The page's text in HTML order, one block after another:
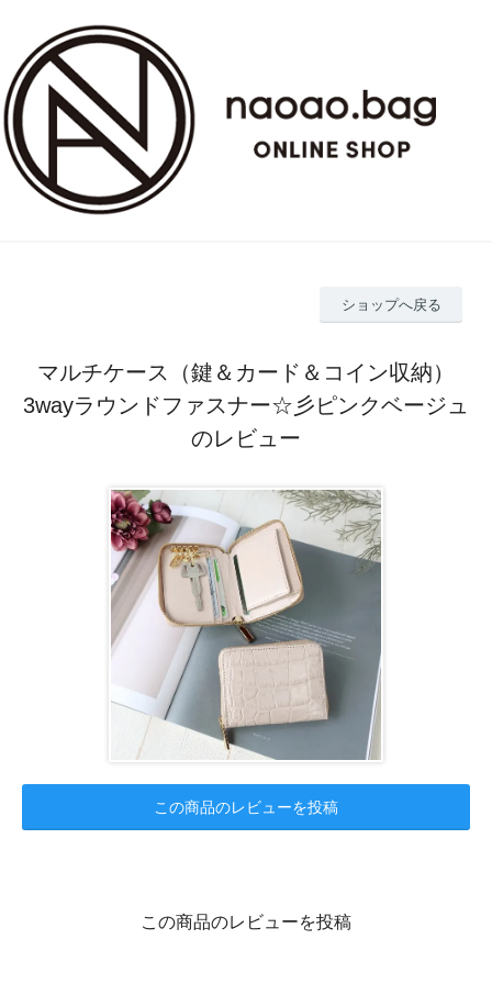
ショップへ戻る
マルチケース（鍵＆カード＆コイン収納）
3wayラウンドファスナー☆彡ピンクベージュ
のレビュー
この商品のレビューを投稿
この商品のレビューを投稿